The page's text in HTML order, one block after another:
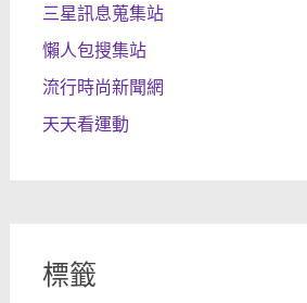
三星訊息蒐集站
懶人包搜集站
流行時尚新聞網
天天看運動
標籤